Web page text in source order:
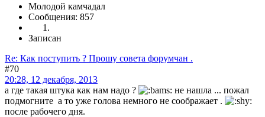
Молодой камчадал
Сообщения: 857
Записан
Re: Как поступить ? Прошу совета форумчан .
#70
20:28, 12 декабря, 2013
а где такая штука как нам надо ?
не нашла ... пожал
подмогните а то уже голова немного не соображает .
после рабочего дня.